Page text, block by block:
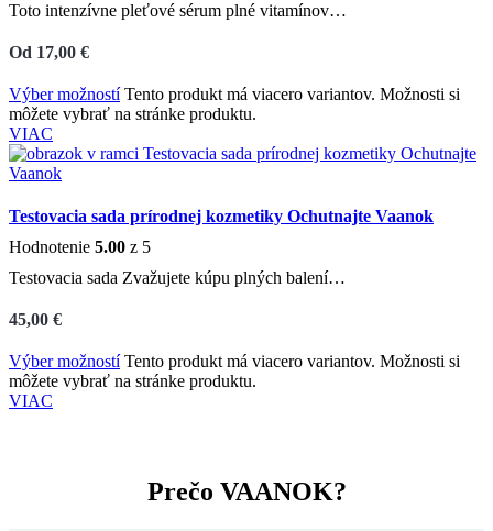
Toto intenzívne pleťové sérum plné vitamínov…
Od 17,00 €
Výber možností Tento produkt má viacero variantov. Možnosti si
môžete vybrať na stránke produktu.
VIAC
Testovacia sada prírodnej kozmetiky Ochutnajte Vaanok
Hodnotenie 5.00 z 5
Testovacia sada Zvažujete kúpu plných balení…
45,00 €
Výber možností Tento produkt má viacero variantov. Možnosti si
môžete vybrať na stránke produktu.
VIAC
Prečo VAANOK?